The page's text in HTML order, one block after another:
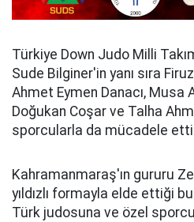
Türkiye Down Judo Milli
Sude Bilginer'in yanı sıra
Ahmet Eymen Danacı, Musa
Doğukan Coşar ve Talha
sporcularla da mücadele
Kahramanmaraş'ın gururu
yıldızlı formayla elde ettiği
Türk judosuna ve özel